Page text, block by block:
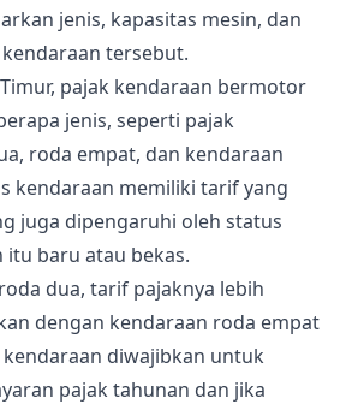
jenis, kapasitas mesin, dan
tersebut.
pajak kendaraan bermotor
jenis, seperti pajak
roda empat, dan kendaraan
kendaraan memiliki tarif yang
juga dipengaruhi oleh status
itu baru atau bekas.
dua, tarif pajaknya lebih
dengan kendaraan roda empat
diwajibkan untuk
pajak tahunan dan jika